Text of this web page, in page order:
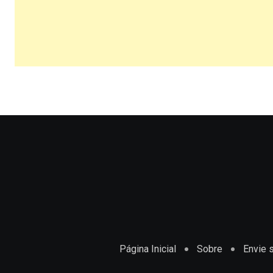
Página Inicial Sobre Envie